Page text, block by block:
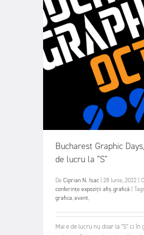
Bucharest Graphic
de lucru la “S"
De Ciprian N. Isac | 28 Iunie, 2022 |
conferințe expoziții afiș grafică |
grafica,event,
Mai e de lucru nu doar la “S” ci